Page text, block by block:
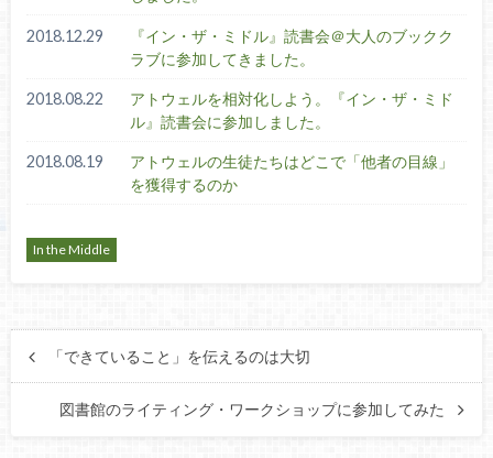
2018.12.29
『イン・ザ・ミドル』読書会＠大人のブックク
ラブに参加してきました。
2018.08.22
アトウェルを相対化しよう。『イン・ザ・ミド
ル』読書会に参加しました。
2018.08.19
アトウェルの生徒たちはどこで「他者の目線」
を獲得するのか
In the Middle
「できていること」を伝えるのは大切
図書館のライティング・ワークショップに参加してみた